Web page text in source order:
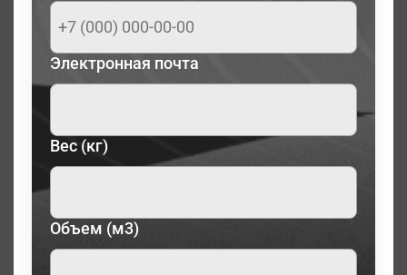
Электронная почта
Вес (кг)
Объем (м3)